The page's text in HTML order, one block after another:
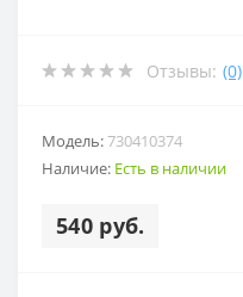
Отзывы: (0)
Модель:730410374
Наличие: Есть в наличии
540 руб.